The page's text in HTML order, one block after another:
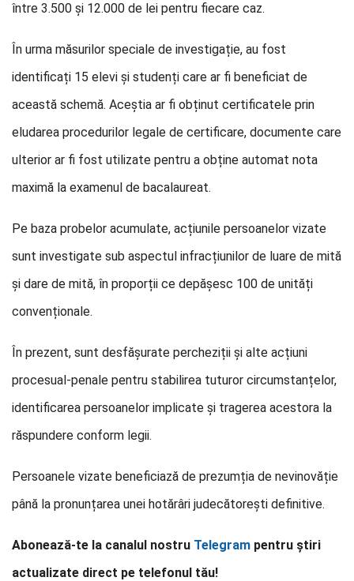
între 3.500 și 12.000 de lei pentru fiecare caz.
În urma măsurilor speciale de investigație, au fost
identificați 15 elevi și studenți care ar fi beneficiat de
această schemă. Aceștia ar fi obținut certificatele prin
eludarea procedurilor legale de certificare, documente care
ulterior ar fi fost utilizate pentru a obține automat nota
maximă la examenul de bacalaureat.
Pe baza probelor acumulate, acțiunile persoanelor vizate
sunt investigate sub aspectul infracțiunilor de luare de mită
și dare de mită, în proporții ce depășesc 100 de unități
convenționale.
În prezent, sunt desfășurate percheziții și alte acțiuni
procesual-penale pentru stabilirea tuturor circumstanțelor,
identificarea persoanelor implicate și tragerea acestora la
răspundere conform legii.
Persoanele vizate beneficiază de prezumția de nevinovăție
până la pronunțarea unei hotărâri judecătorești definitive.
Abonează-te la canalul nostru Telegram pentru știri
actualizate direct pe telefonul tău!